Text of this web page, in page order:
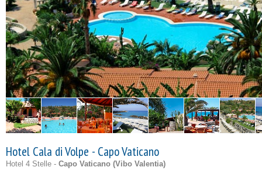
Hotel Cala di Volpe - Capo Vaticano
Hotel 4 Stelle - Capo Vaticano (Vibo Valentia)